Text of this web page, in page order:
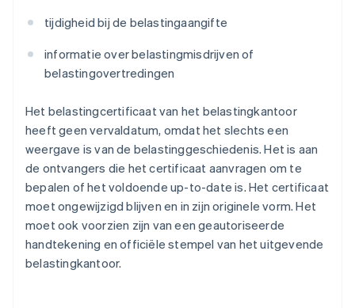
tijdigheid bij de belastingaangifte
informatie over belastingmisdrijven of
belastingovertredingen
Het belastingcertificaat van het belastingkantoor
heeft geen vervaldatum, omdat het slechts een
weergave is van de belastinggeschiedenis. Het is aan
de ontvangers die het certificaat aanvragen om te
bepalen of het voldoende up-to-date is. Het certificaat
moet ongewijzigd blijven en in zijn originele vorm. Het
moet ook voorzien zijn van een geautoriseerde
handtekening en officiële stempel van het uitgevende
belastingkantoor.